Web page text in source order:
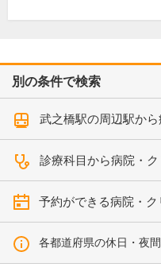
別の条件で検索
武之橋駅の周辺駅か
診療科目から病院・
予約ができる病院・
各都道府県の休日・夜